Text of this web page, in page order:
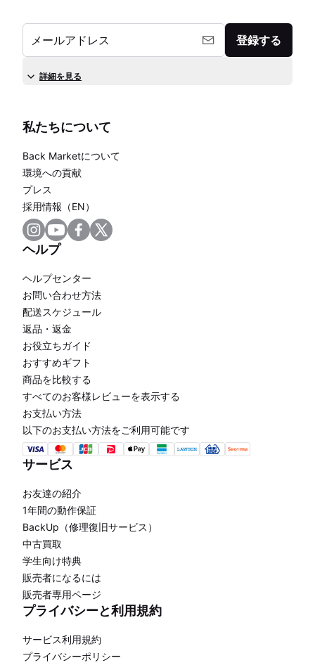
メールアドレス 登録する
詳細を見る
私たちについて
Back Marketについて
環境への貢献
プレス
採用情報（EN）
ヘルプ
ヘルプセンター
お問い合わせ方法
配送スケジュール
返品・返金
お役立ちガイド
おすすめギフト
商品を比較する
すべてのお客様レビューを表示する
お支払い方法
以下のお支払い方法をご利用可能です
サービス
お友達の紹介
1年間の動作保証
BackUp（修理復旧サービス）
中古買取
学生向け特典
販売者になるには
販売者専用ページ
プライバシーと利用規約
サービス利用規約
プライバシーポリシー